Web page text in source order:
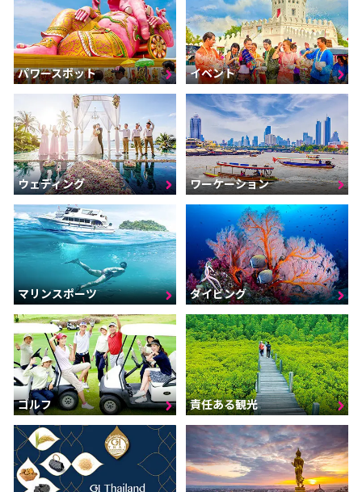
パワースポット イベント
ウェディング ワーケーション
マリンスポーツ ダイビング
ゴルフ 責任ある観光